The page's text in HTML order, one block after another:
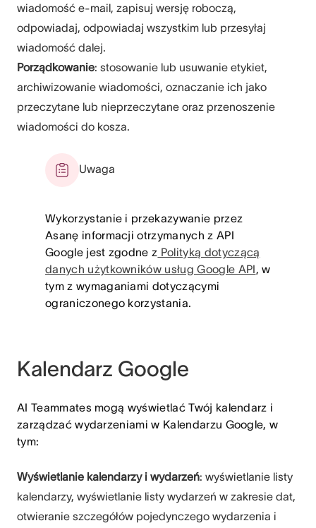
wiadomość e-mail, zapisuj wersję roboczą,
odpowiadaj, odpowiadaj wszystkim lub przesyłaj
wiadomość dalej.
Porządkowanie: stosowanie lub usuwanie etykiet,
archiwizowanie wiadomości, oznaczanie ich jako
przeczytane lub nieprzeczytane oraz przenoszenie
wiadomości do kosza.
Uwaga
Wykorzystanie i przekazywanie przez
Asanę informacji otrzymanych z API
Google jest zgodne z Polityką dotyczącą
danych użytkowników usług Google API, w
tym z wymaganiami dotyczącymi
ograniczonego korzystania.
Kalendarz Google
AI Teammates mogą wyświetlać Twój kalendarz i
zarządzać wydarzeniami w Kalendarzu Google, w
tym:
Wyświetlanie kalendarzy i wydarzeń: wyświetlanie listy
kalendarzy, wyświetlanie listy wydarzeń w zakresie dat,
otwieranie szczegółów pojedynczego wydarzenia i